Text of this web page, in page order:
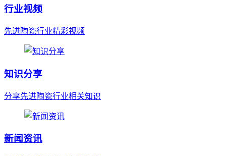
行业视频
先进陶瓷行业精彩视频
知识分享
分享先进陶瓷行业相关知识
新闻资讯